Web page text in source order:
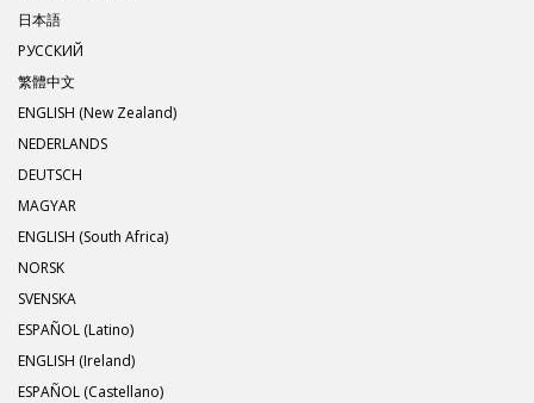
日本語
РУССКИЙ
繁體中文
ENGLISH (New Zealand)
NEDERLANDS
DEUTSCH
MAGYAR
ENGLISH (South Africa)
NORSK
SVENSKA
ESPAÑOL (Latino)
ENGLISH (Ireland)
ESPAÑOL (Castellano)